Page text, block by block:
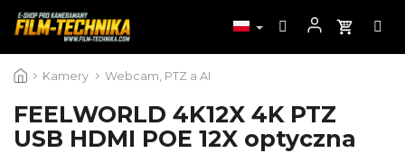
do
Kamery Webcam, PTZ a AI
FEELWORLD 4K12X 4K PTZ
USB HDMI POE 12X optyczna